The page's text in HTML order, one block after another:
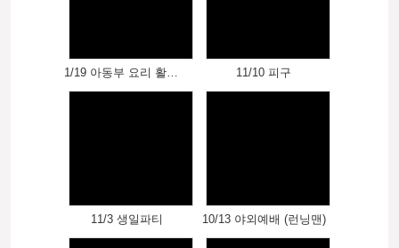
1/19 아동부 요리 활동 프로그램 11/10 피구
11/3 생일파티 10/13 야외예배 (런닝맨)